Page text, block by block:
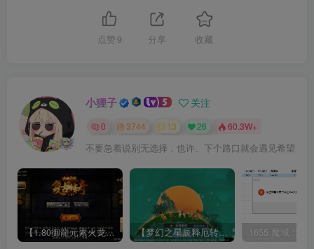
点赞 9 分享 收藏
小狸子 关注
0 3744 13 26 60.3W+
不要急着说别无选择，也许、下个路口就会遇见希望
【1.80御龍元素火龙[摸摸登陆器]】战神引擎WIN服务端+GM工具+充值后台+双端+架设教程 【梦幻之星辰释厄转尊享挂机版】MT3换皮梦幻西游Linux服务端+GM后台+双端+源码+架设教程